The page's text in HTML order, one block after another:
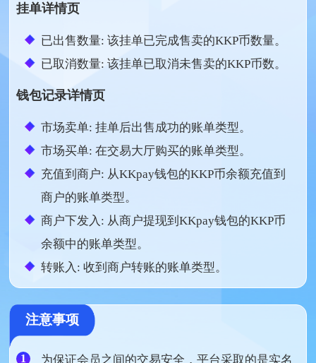
挂单详情页
已出售数量: 该挂单已完成售卖的KKP币数量。
已取消数量: 该挂单已取消未售卖的KKP币数。
钱包记录详情页
市场卖单: 挂单后出售成功的账单类型。
市场买单: 在交易大厅购买的账单类型。
充值到商户: 从KKpay钱包的KKP币余额充值到
商户的账单类型。
商户下发入: 从商户提现到KKpay钱包的KKP币
余额中的账单类型。
转账入: 收到商户转账的账单类型。
注意事项
1
为保证会员之间的交易安全，平台采取的是实名